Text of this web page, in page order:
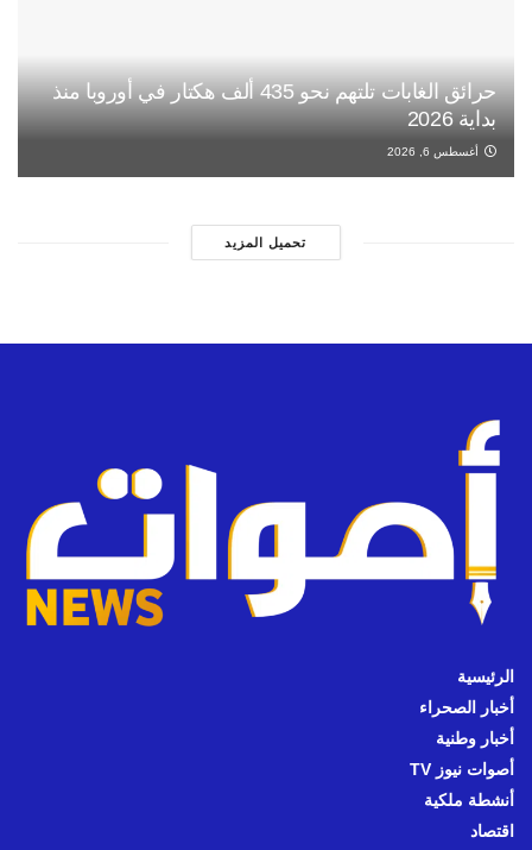
حرائق الغابات تلتهم نحو 435 ألف هكتار في أوروبا منذ
بداية 2026
أغسطس 6, 2026
تحميل المزيد
الرئيسية
أخبار الصحراء
أخبار وطنية
أصوات نيوز TV
أنشطة ملكية
اقتصاد